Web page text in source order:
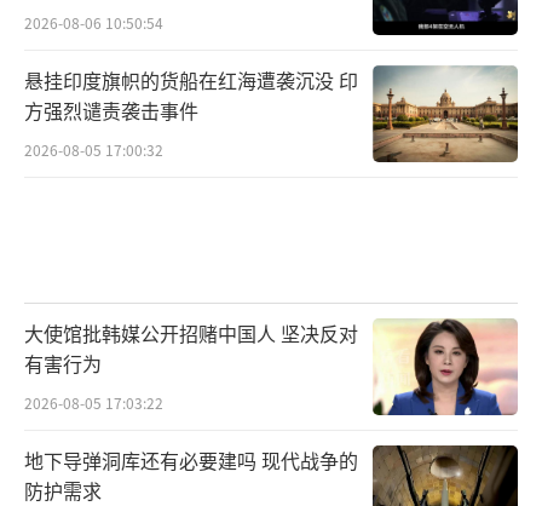
2026-08-06 10:50:54
悬挂印度旗帜的货船在红海遭袭沉没 印
方强烈谴责袭击事件
2026-08-05 17:00:32
大使馆批韩媒公开招赌中国人 坚决反对
有害行为
2026-08-05 17:03:22
地下导弹洞库还有必要建吗 现代战争的
防护需求